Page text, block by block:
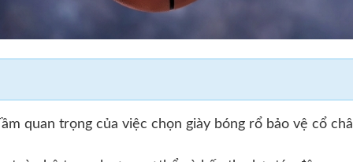
quan trọng của việc chọn giày bóng rổ bảo vệ cổ